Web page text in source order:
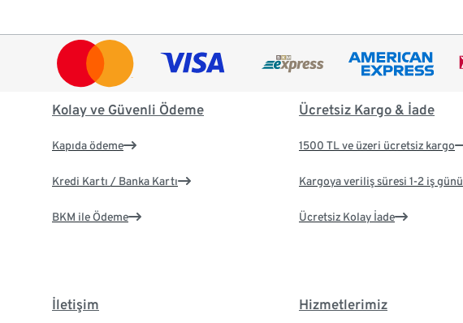
Kolay ve Güvenli Ödeme
Kapıda ödeme
Kredi Kartı / Banka Kartı
BKM ile Ödeme
Ücretsiz Kargo & İade
1500 TL ve üzeri ücretsiz kargo
Kargoya veriliş süresi 1-2 iş günü
Ücretsiz Kolay İade
İletişim Hizmetlerimiz